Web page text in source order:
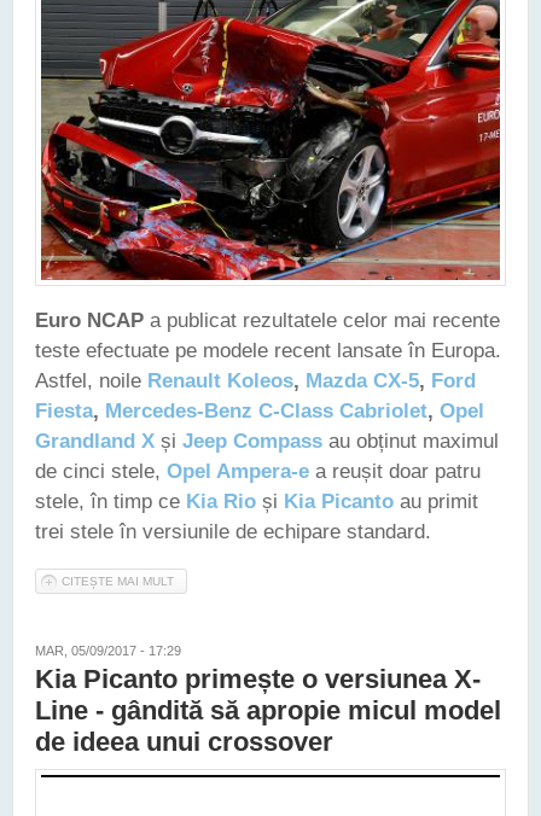
Euro NCAP a publicat rezultatele celor mai recente
teste efectuate pe modele recent lansate în Europa.
Astfel, noile Renault Koleos, Mazda CX-5, Ford
Fiesta, Mercedes-Benz C-Class Cabriolet, Opel
Grandland X și Jeep Compass au obținut maximul
de cinci stele, Opel Ampera-e a reușit doar patru
stele, în timp ce Kia Rio și Kia Picanto au primit
trei stele în versiunile de echipare standard.
CITEȘTE MAI MULT
MAR, 05/09/2017 - 17:29
Kia Picanto primește o versiunea X-
Line - gândită să apropie micul model
de ideea unui crossover